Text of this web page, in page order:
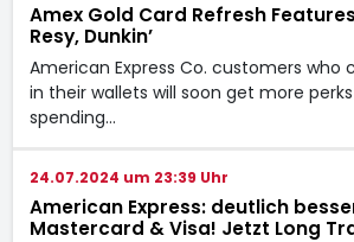
Amex Gold Card Refresh
Resy, Dunkin’
American Express Co. customers who
in their wallets will soon get more
spending…
24.07.2024 um 23:39 Uhr
American Express: deutlich
Mastercard & Visa! Jetzt Long